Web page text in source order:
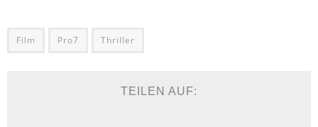
Film Pro7 Thriller
TEILEN AUF: